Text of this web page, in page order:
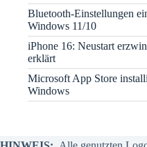
Bluetooth-Einstellungen
Windows 11/10
iPhone 16: Neustart
erklärt
Microsoft App Store
Windows